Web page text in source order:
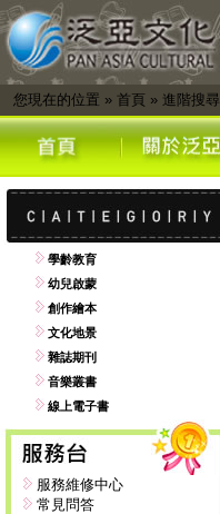
您現在的位置 » 首頁 » 進階搜尋
學齡教育
幼兒啟蒙
創作繪本
文化地景
雜誌期刊
音樂叢書
線上電子書
服務維修中心
常見問答